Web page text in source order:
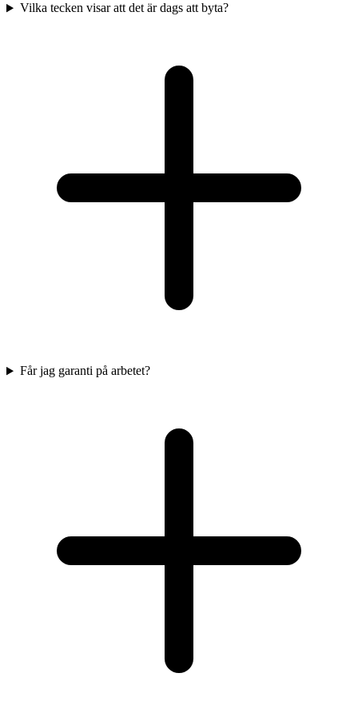
Vilka tecken visar att det är dags att byta?
Får jag garanti på arbetet?